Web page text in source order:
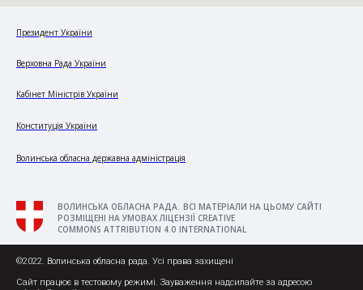
Президент України
Верховна Рада України
Кабінет Міністрів України
Конституція України
Волинська обласна державна адміністрація
ВОЛИНСЬКА ОБЛАСНА РАДА. ВСІ МАТЕРІАЛИ НА ЦЬОМУ САЙТІ
РОЗМІЩЕНІ НА УМОВАХ ЛІЦЕНЗІЇ CREATIVE
COMMONS ATTRIBUTION 4.0 INTERNATIONAL
©2022. Волинська обласна рада. Усі права захищені
Сайт працює в тестовому режимі. Зауваження надсилайте за адресою